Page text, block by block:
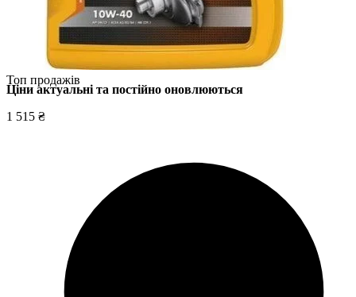
Топ продажів
Ціни актуальні та постійно оновлюються
1 515 ₴